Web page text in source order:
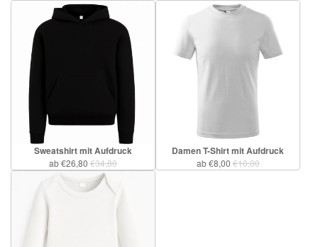
Sweatshirt mit Aufdruck
ab €26,80 €34,80
Damen T-Shirt mit Aufdruck
ab €8,00€10,00